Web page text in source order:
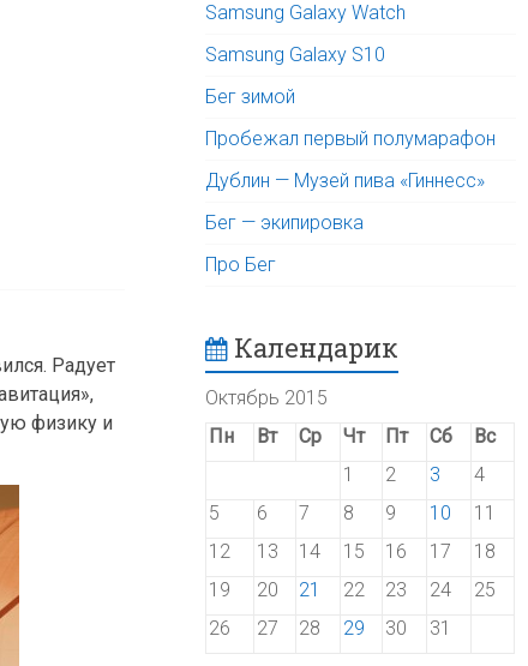
Радует
физику и
Samsung Galaxy Watch
Samsung Galaxy S10
Бег зимой
Пробежал первый полумарафон
Дублин — Музей пива «Гиннесс»
Бег — экипировка
Про Бег
Календарик
Октябрь 2015
Пн
Вт Ср Чт Пт Сб
Вс
1
2 3
4
5
6 7 8 9 10
11
12
13 14 15 16 17
18
19
20 21 22 23 24
25
26
27 28 29 30 31